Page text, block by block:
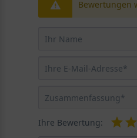
Bewertungen
Ihre Bewertung: